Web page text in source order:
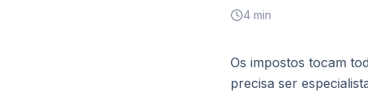
4 min
Os impostos tocam
precisa ser